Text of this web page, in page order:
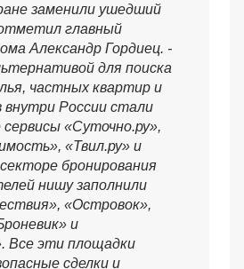
заменили ушедший
главный
Александр Гордиец. -
для поиска
частных квартир и
внутри России стали
«Суточно.ру»,
«Твил.ру» и
бронирования
нишу заполнили
«Островок»,
и
Все эти площадки
сделки и